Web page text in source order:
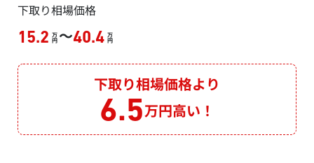
下取り相場価格
15.2 万
円 ～40.4 万
円
下取り相場価格より
6.5万円高い！